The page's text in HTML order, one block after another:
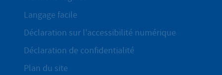
Langage facile
Déclaration sur l'accessibilité numérique
Déclaration de confidentialité
Plan du site